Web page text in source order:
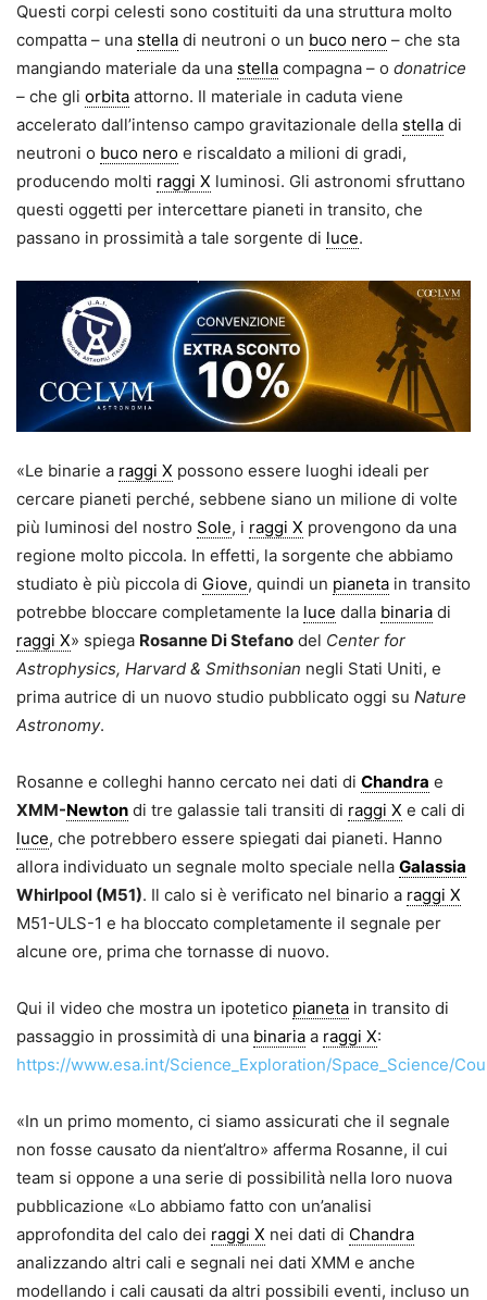
Questi corpi celesti sono costituiti da una struttura molto
compatta – una stella di neutroni o un buco nero – che sta
mangiando materiale da una stella compagna – o donatrice
– che gli orbita attorno. Il materiale in caduta viene
accelerato dall’intenso campo gravitazionale della stella di
neutroni o buco nero e riscaldato a milioni di gradi,
producendo molti raggi X luminosi. Gli astronomi sfruttano
questi oggetti per intercettare pianeti in transito, che
passano in prossimità a tale sorgente di luce.
«Le binarie a raggi X possono essere luoghi ideali per
cercare pianeti perché, sebbene siano un milione di volte
più luminosi del nostro Sole, i raggi X provengono da una
regione molto piccola. In effetti, la sorgente che abbiamo
studiato è più piccola di Giove, quindi un pianeta in transito
potrebbe bloccare completamente la luce dalla binaria di
raggi X» spiega Rosanne Di Stefano del Center for
Astrophysics, Harvard & Smithsonian negli Stati Uniti, e
prima autrice di un nuovo studio pubblicato oggi su Nature
Astronomy.
Rosanne e colleghi hanno cercato nei dati di Chandra e
XMM-Newton di tre galassie tali transiti di raggi X e cali di
luce, che potrebbero essere spiegati dai pianeti. Hanno
allora individuato un segnale molto speciale nella Galassia
Whirlpool (M51). Il calo si è verificato nel binario a raggi X
M51-ULS-1 e ha bloccato completamente il segnale per
alcune ore, prima che tornasse di nuovo.
Qui il video che mostra un ipotetico pianeta in transito di
passaggio in prossimità di una binaria a raggi X:
https://www.esa.int/Science_Exploration/Space_Science/
«In un primo momento, ci siamo assicurati che il segnale
non fosse causato da nient’altro» afferma Rosanne, il cui
team si oppone a una serie di possibilità nella loro nuova
pubblicazione «Lo abbiamo fatto con un’analisi
approfondita del calo dei raggi X nei dati di Chandra
analizzando altri cali e segnali nei dati XMM e anche
modellando i cali causati da altri possibili eventi, incluso un